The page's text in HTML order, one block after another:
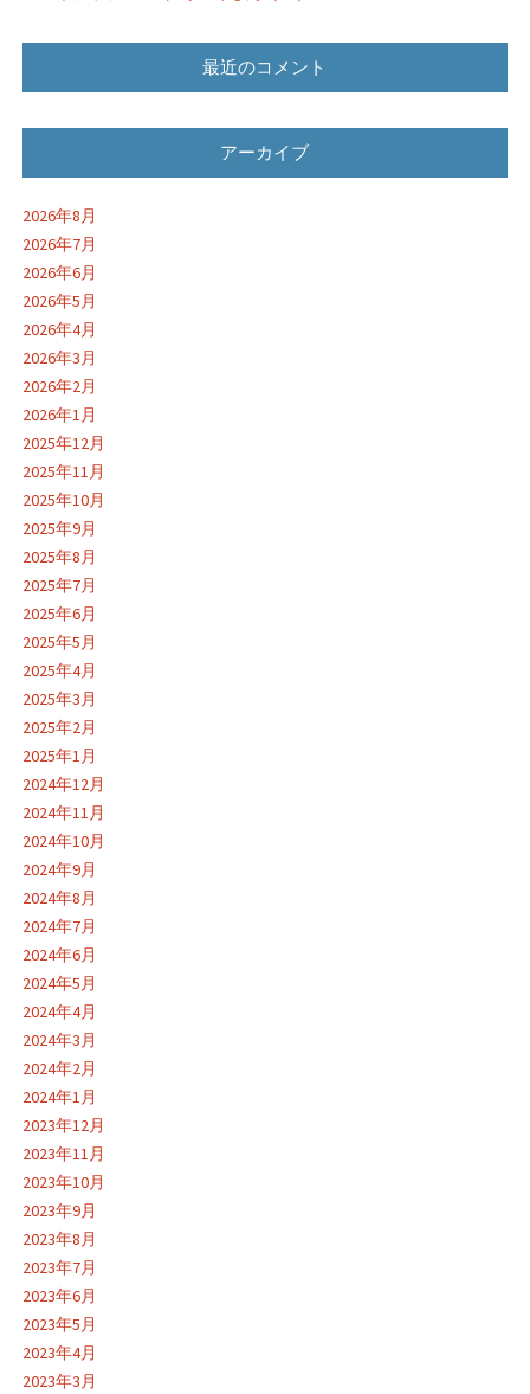
最近のコメント
アーカイブ
2026年8月
2026年7月
2026年6月
2026年5月
2026年4月
2026年3月
2026年2月
2026年1月
2025年12月
2025年11月
2025年10月
2025年9月
2025年8月
2025年7月
2025年6月
2025年5月
2025年4月
2025年3月
2025年2月
2025年1月
2024年12月
2024年11月
2024年10月
2024年9月
2024年8月
2024年7月
2024年6月
2024年5月
2024年4月
2024年3月
2024年2月
2024年1月
2023年12月
2023年11月
2023年10月
2023年9月
2023年8月
2023年7月
2023年6月
2023年5月
2023年4月
2023年3月